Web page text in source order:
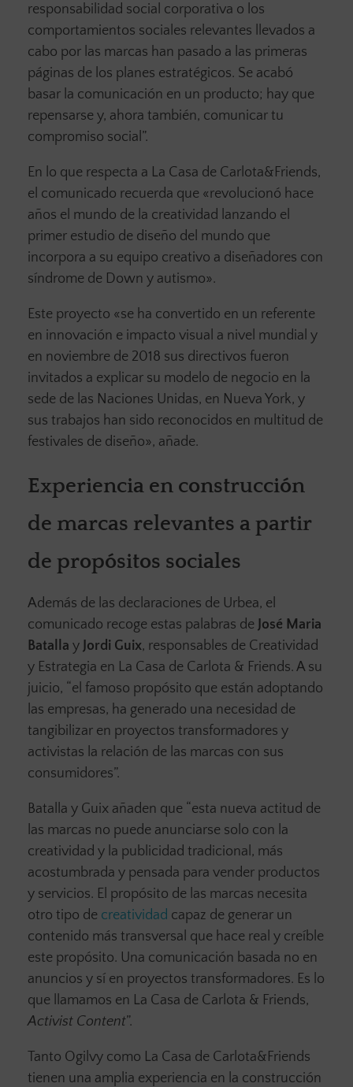
responsabilidad social corporativa o los
comportamientos sociales relevantes llevados a
cabo por las marcas han pasado a las primeras
páginas de los planes estratégicos. Se acabó
basar la comunicación en un producto; hay que
repensarse y, ahora también, comunicar tu
compromiso social”.
En lo que respecta a La Casa de Carlota&Friends,
el comunicado recuerda que «revolucionó hace
años el mundo de la creatividad lanzando el
primer estudio de diseño del mundo que
incorpora a su equipo creativo a diseñadores con
síndrome de Down y autismo».
Este proyecto «se ha convertido en un referente
en innovación e impacto visual a nivel mundial y
en noviembre de 2018 sus directivos fueron
invitados a explicar su modelo de negocio en la
sede de las Naciones Unidas, en Nueva York, y
sus trabajos han sido reconocidos en multitud de
festivales de diseño», añade.
Experiencia en construcción
de marcas relevantes a partir
de propósitos sociales
Además de las declaraciones de Urbea, el
comunicado recoge estas palabras de José Maria
Batalla y Jordi Guix, responsables de Creatividad
y Estrategia en La Casa de Carlota & Friends. A su
juicio, “el famoso propósito que están adoptando
las empresas, ha generado una necesidad de
tangibilizar en proyectos transformadores y
activistas la relación de las marcas con sus
consumidores”.
Batalla y Guix añaden que “esta nueva actitud de
las marcas no puede anunciarse solo con la
creatividad y la publicidad tradicional, más
acostumbrada y pensada para vender productos
y servicios. El propósito de las marcas necesita
otro tipo de creatividad capaz de generar un
contenido más transversal que hace real y creíble
este propósito. Una comunicación basada no en
anuncios y sí en proyectos transformadores. Es lo
que llamamos en La Casa de Carlota & Friends,
Activist Content”.
Tanto Ogilvy como La Casa de Carlota&Friends
tienen una amplia experiencia en la construcción